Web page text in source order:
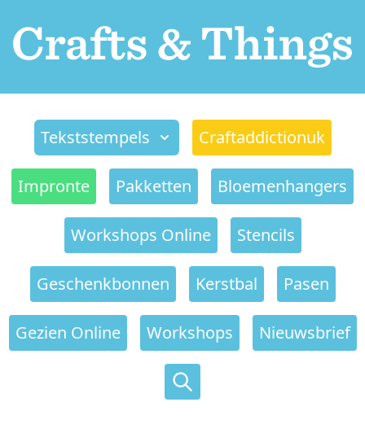
Tekststempels Craftaddictionuk
Impronte Pakketten Bloemenhangers
Workshops Online Stencils
Geschenkbonnen Kerstbal Pasen
Gezien Online Workshops Nieuwsbrief